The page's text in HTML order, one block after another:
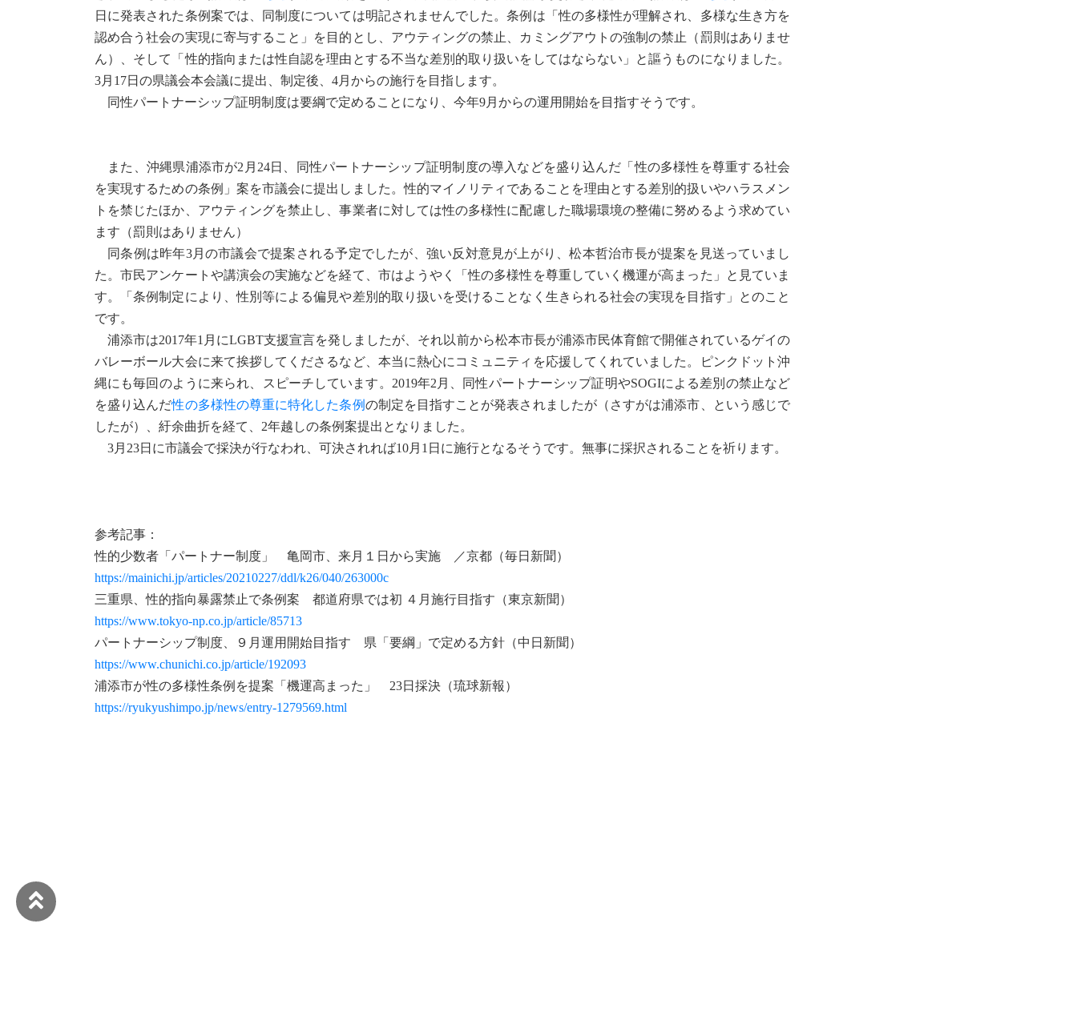
日に発表された条例案では、同制度については明記されませんでした。条例は「性の多様性が理解され、多様な生き方を
認め合う社会の実現に寄与すること」を目的とし、アウティングの禁止、カミングアウトの強制の禁止（罰則はありませ
ん）、そして「性的指向または性自認を理由とする不当な差別的取り扱いをしてはならない」と謳うものになりました。
3月17日の県議会本会議に提出、制定後、4月からの施行を目指します。
同性パートナーシップ証明制度は要綱で定めることになり、今年9月からの運用開始を目指すそうです。
また、沖縄県浦添市が2月24日、同性パートナーシップ証明制度の導入などを盛り込んだ「性の多様性を尊重する社会
を実現するための条例」案を市議会に提出しました。性的マイノリティであることを理由とする差別的扱いやハラスメン
トを禁じたほか、アウティングを禁止し、事業者に対しては性の多様性に配慮した職場環境の整備に努めるよう求めてい
ます（罰則はありません）
同条例は昨年3月の市議会で提案される予定でしたが、強い反対意見が上がり、松本哲治市長が提案を見送っていまし
た。市民アンケートや講演会の実施などを経て、市はようやく「性の多様性を尊重していく機運が高まった」と見ていま
す。「条例制定により、性別等による偏見や差別的取り扱いを受けることなく生きられる社会の実現を目指す」とのこと
です。
浦添市は2017年1月にLGBT支援宣言を発しましたが、それ以前から松本市長が浦添市民体育館で開催されているゲイの
バレーボール大会に来て挨拶してくださるなど、本当に熱心にコミュニティを応援してくれていました。ピンクドット沖
縄にも毎回のように来られ、スピーチしています。2019年2月、同性パートナーシップ証明やSOGIによる差別の禁止など
を盛り込んだ性の多様性の尊重に特化した条例の制定を目指すことが発表されましたが（さすがは浦添市、という感じで
したが）、紆余曲折を経て、2年越しの条例案提出となりました。
3月23日に市議会で採決が行なわれ、可決されれば10月1日に施行となるそうです。無事に採択されることを祈ります。
参考記事：
性的少数者「パートナー制度」 亀岡市、来月１日から実施 ／京都（毎日新聞）
https://mainichi.jp/articles/20210227/ddl/k26/040/263000c
三重県、性的指向暴露禁止で条例案 都道府県では初 ４月施行目指す（東京新聞）
https://www.tokyo-np.co.jp/article/85713
パートナーシップ制度、９月運用開始目指す 県「要綱」で定める方針（中日新聞）
https://www.chunichi.co.jp/article/192093
浦添市が性の多様性条例を提案「機運高まった」 23日採決（琉球新報）
https://ryukyushimpo.jp/news/entry-1279569.html